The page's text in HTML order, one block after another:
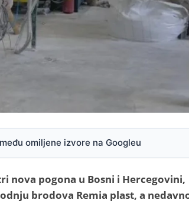
omiljene izvore na Googleu
nova pogona u Bosni i Hercegovini,
brodova Remia plast, a